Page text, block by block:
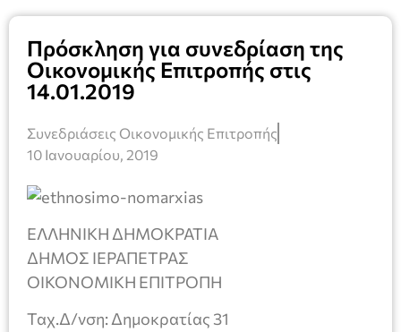
Πρόσκληση για συνεδρίαση της
Οικονομικής Επιτροπής στις
14.01.2019
Συνεδριάσεις Οικονομικής Επιτροπής
10 Ιανουαρίου, 2019
ΕΛΛΗΝΙΚΗ ΔΗΜΟΚΡΑΤΙΑ
ΔΗΜΟΣ ΙΕΡΑΠΕΤΡΑΣ
ΟΙΚΟΝΟΜΙΚΗ ΕΠΙΤΡΟΠΗ
Ταχ.Δ/νση: Δημοκρατίας 31